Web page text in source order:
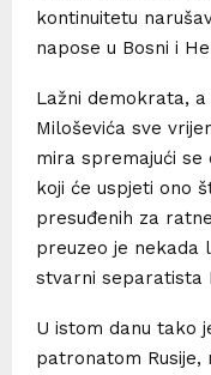
kontinuitetu
napose u Bosni i
Lažni demokrata,
Miloševića sve
mira spremajući
koji će uspjeti ono
presuđenih za
preuzeo je nekada
stvarni separatista
U istom danu tako
patronatom Rusije,